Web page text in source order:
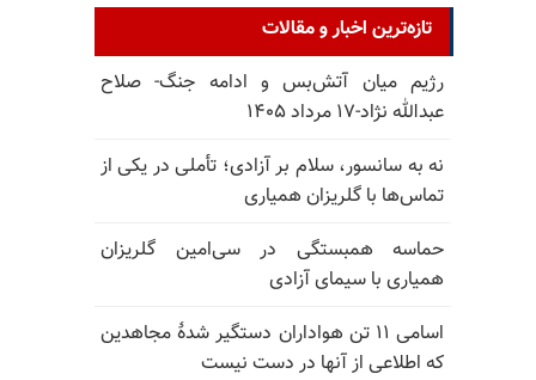
تازه‌ترین اخبار و مقالات
رژیم میان آتش‌بس و ادامه جنگ- صلاح
عبدالله نژاد-۱۷ مرداد ۱۴۰۵
نه به سانسور، سلام بر آزادی؛ تأملی در یکی از
تماس‌ها با گلریزان همیاری
حماسه همبستگی در سی‌امین گلریزان
همیاری با سیمای آزادی
اسامی ۱۱ تن هواداران دستگیر شدهٔ مجاهدین
که اطلاعی از آنها در دست نیست